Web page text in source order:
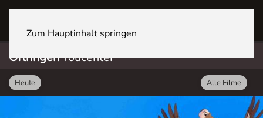
Zum Hauptinhalt springen
OftringenYoucenter
Heute Alle Filme